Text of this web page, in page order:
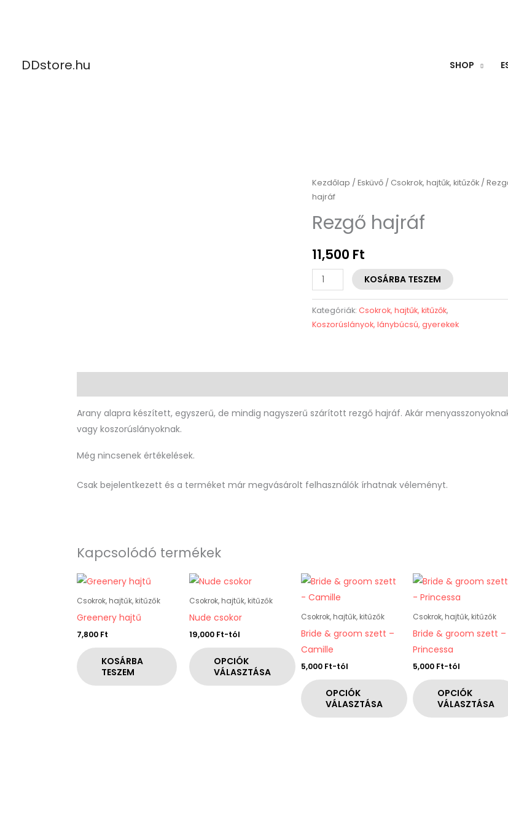
DDstore.hu SHOP
Kezdőlap /Esküvő / Csokrok, hajtűk, kitűzők /
hajráf
Rezgő hajráf
11,500 Ft
Rezgő
hajráf
mennyiség
KOSÁRBA TESZEM
Kategóriák:Csokrok, hajtűk, kitűzők,
Koszorúslányok, lánybúcsú, gyerekek
Arany alapra készített, egyszerű, de mindig nagyszerű szárított rezgő hajráf. Akár
vagy koszorúslányoknak.
Még nincsenek értékelések.
Csak bejelentkezett és a terméket már megvásárolt felhasználók írhatnak véleményt.
Kapcsolódó termékek
Csokrok, hajtűk, kitűzők
Greenery hajtű
7,800 Ft
KOSÁRBA
TESZEM
Csokrok, hajtűk, kitűzők
Nude csokor
19,000 Ft-tól
OPCIÓK
VÁLASZTÁSA
Ennek
a
terméknek
több
variációja
van.
A
Csokrok, hajtűk, kitűzők
Bride & groom szett –
Camille
5,000 Ft-tól
OPCIÓK
VÁLASZTÁSA
Ennek
a
terméknek
több
variációja
van.
változatok
a
Csokrok, hajtűk, kitűzők
Bride & groom szett –
Princessa
5,000 Ft-tól
OPCIÓK
VÁLASZTÁSA
Ennek
a
terméknek
több
variációja
van.
változatok
a